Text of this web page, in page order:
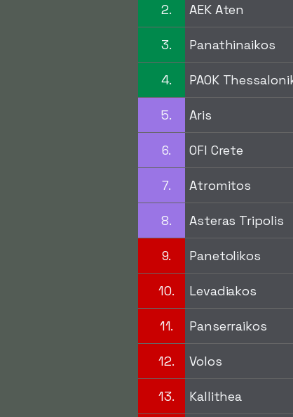
2. AEK Aten
3. Panathinaikos
4. PAOK
5. Aris
6. OFI Crete
7. Atromitos
8. Asteras Tripolis
9. Panetolikos
10. Levadiakos
11. Panserraikos
12. Volos
13. Kallithea